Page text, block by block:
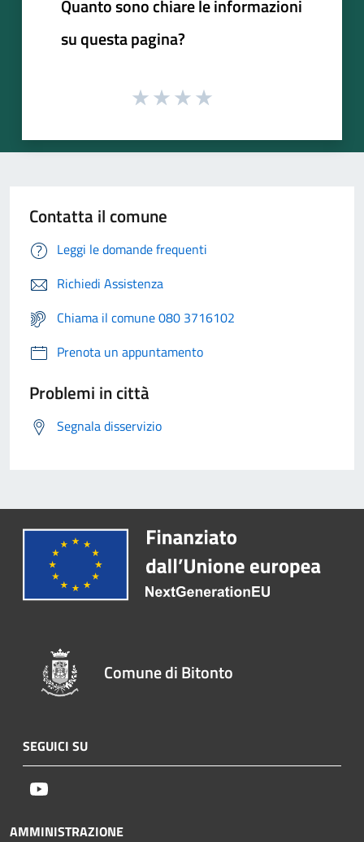
Quanto sono chiare le informazioni
su questa pagina?
Contatta il comune
Leggi le domande frequenti
Richiedi Assistenza
Chiama il comune 080 3716102
Prenota un appuntamento
Problemi in città
Segnala disservizio
Comune di Bitonto
SEGUICI SU
AMMINISTRAZIONE